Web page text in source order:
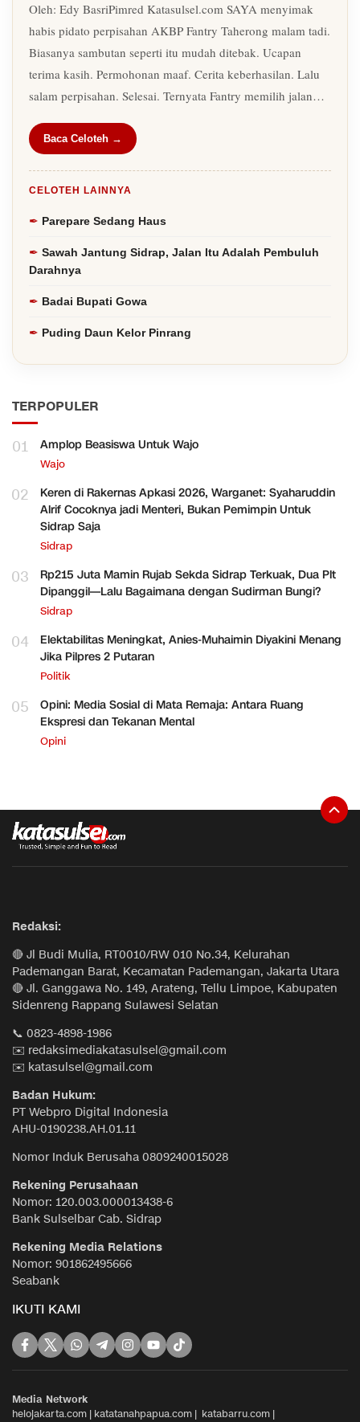
Oleh: Edy BasriPimred Katasulsel.com SAYA menyimak
habis pidato perpisahan AKBP Fantry Taherong malam tadi.
Biasanya sambutan seperti itu mudah ditebak. Ucapan
terima kasih. Permohonan maaf. Cerita keberhasilan. Lalu
salam perpisahan. Selesai. Ternyata Fantry memilih jalan…
Baca Celoteh →
CELOTEH LAINNYA
Parepare Sedang Haus
Sawah Jantung Sidrap, Jalan Itu Adalah Pembuluh
Darahnya
Badai Bupati Gowa
Puding Daun Kelor Pinrang
TERPOPULER
01 Amplop Beasiswa Untuk Wajo
Wajo
02
Keren di Rakernas Apkasi 2026, Warganet: Syaharuddin
Alrif Cocoknya jadi Menteri, Bukan Pemimpin Untuk
Sidrap Saja
Sidrap
03
Rp215 Juta Mamin Rujab Sekda Sidrap Terkuak, Dua Plt
Dipanggil—Lalu Bagaimana dengan Sudirman Bungi?
Sidrap
04
Elektabilitas Meningkat, Anies-Muhaimin Diyakini Menang
Jika Pilpres 2 Putaran
Politik
05
Opini: Media Sosial di Mata Remaja: Antara Ruang
Ekspresi dan Tekanan Mental
Opini
Redaksi:
🔴 Jl Budi Mulia, RT0010/RW 010 No.34, Kelurahan
Pademangan Barat, Kecamatan Pademangan, Jakarta Utara
🔴 Jl. Ganggawa No. 149, Arateng, Tellu Limpoe, Kabupaten
Sidenreng Rappang Sulawesi Selatan
📞 0823-4898-1986
✉️ redaksimediakatasulsel@gmail.com
✉️ katasulsel@gmail.com
Badan Hukum:
PT Webpro Digital Indonesia
AHU-0190238.AH.01.11
Nomor Induk Berusaha 0809240015028
Rekening Perusahaan
Nomor: 120.003.000013438-6
Bank Sulselbar Cab. Sidrap
Rekening Media Relations
Nomor: 901862495666
Seabank
IKUTI KAMI
Media Network
helojakarta.com | katatanahpapua.com | katabarru.com |